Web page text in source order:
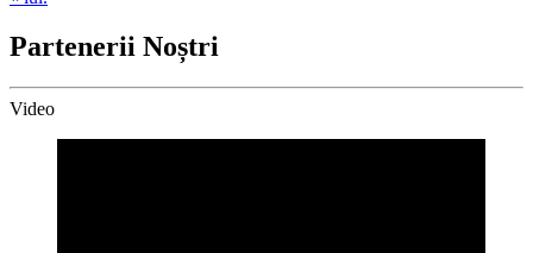
Partenerii Noștri
Video